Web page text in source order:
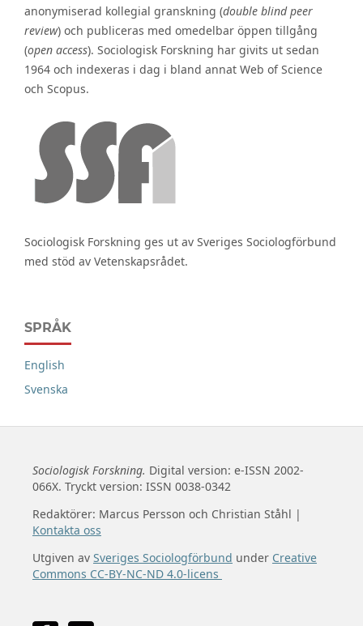
anonymiserad kollegial granskning (double blind peer
review) och publiceras med omedelbar öppen tillgång
(open access). Sociologisk Forskning har givits ut sedan
1964 och indexeras i dag i bland annat Web of Science
och Scopus.
Sociologisk Forskning ges ut av Sveriges Sociologförbund
med stöd av Vetenskapsrådet.
SPRÅK
English
Svenska
Sociologisk Forskning. Digital version: e-ISSN 2002-
066X. Tryckt version: ISSN 0038-0342
Redaktörer: Marcus Persson och Christian Ståhl |
Kontakta oss
Utgiven av Sveriges Sociologförbund under Creative
Commons CC-BY-NC-ND 4.0-licens